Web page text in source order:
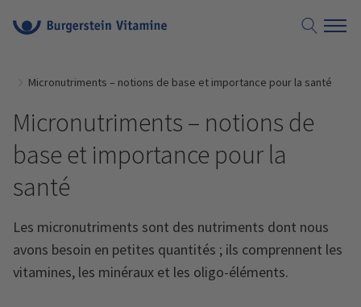
Micronutriments – notions de base et importance pour la santé
Micronutriments – notions de
base et importance pour la
santé
Les micronutriments sont des nutriments dont nous
avons besoin en petites quantités ; ils comprennent les
vitamines, les minéraux et les oligo-éléments.